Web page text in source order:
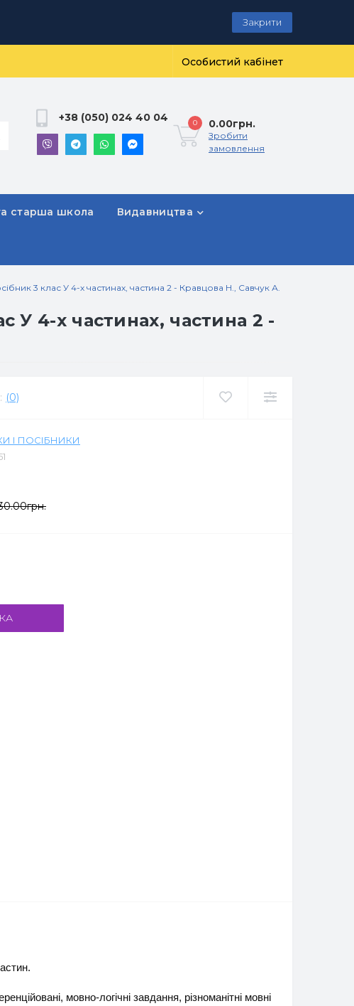
Закрити
Особистий кабінет
+38 (050) 024 40 04 0 0.00грн.
Зробити
замовлення
старша школа Видавництва
3 клас У 4-х частинах, частина 2 - Кравцова Н., Савчук А.
У 4-х частинах, частина 2 -
(0)
І ПОСІБНИКИ
мовно-логічні завдання, різноманітні мовні